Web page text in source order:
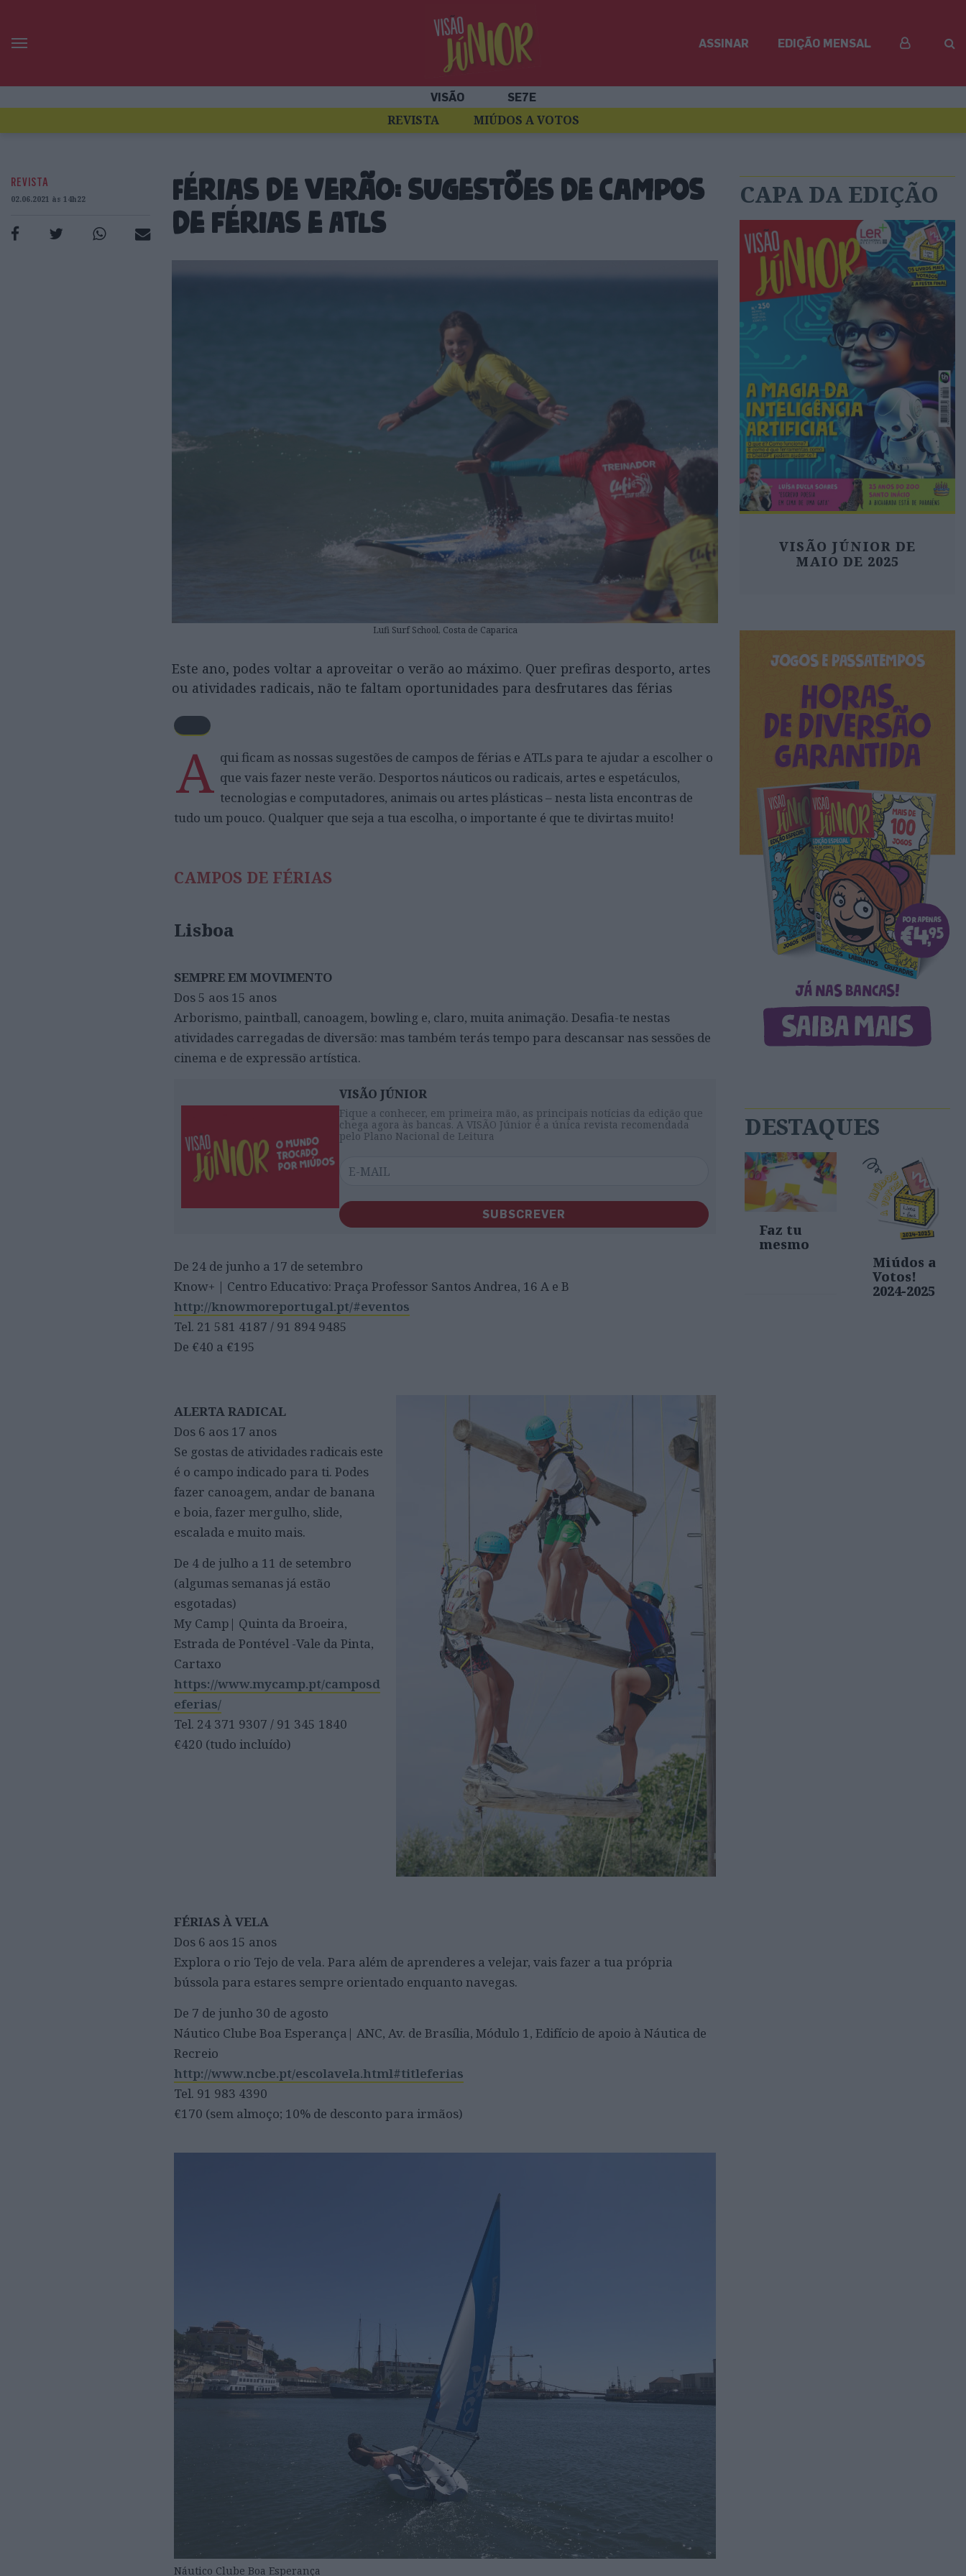
ASSINAR EDIÇÃO MENSAL
VISÃO SE7E
REVISTA MIÚDOS A VOTOS
REVISTA
02.06.2021 às 14h22
Férias de verão: sugestões de campos
de férias e ATLs
Lufi Surf School, Costa de Caparica
Este ano, podes voltar a aproveitar o verão ao máximo. Quer prefiras desporto, artes
ou atividades radicais, não te faltam oportunidades para desfrutares das férias
A qui ficam as nossas sugestões de campos de férias e ATLs para te ajudar a escolher o
que vais fazer neste verão. Desportos náuticos ou radicais, artes e espetáculos,
tecnologias e computadores, animais ou artes plásticas – nesta lista encontras de
tudo um pouco. Qualquer que seja a tua escolha, o importante é que te divirtas muito!
CAMPOS DE FÉRIAS
Lisboa
SEMPRE EM MOVIMENTO
Dos 5 aos 15 anos
Arborismo, paintball, canoagem, bowling e, claro, muita animação. Desafia-te nestas
atividades carregadas de diversão: mas também terás tempo para descansar nas sessões de
cinema e de expressão artística.
VISÃO JÚNIOR
Fique a conhecer, em primeira mão, as principais notícias da edição que
chega agora às bancas. A VISÃO Júnior é a única revista recomendada
pelo Plano Nacional de Leitura
SUBSCREVER
De 24 de junho a 17 de setembro
Know+ | Centro Educativo: Praça Professor Santos Andrea, 16 A e B
http://knowmoreportugal.pt/#eventos
Tel. 21 581 4187 / 91 894 9485
De €40 a €195
ALERTA RADICAL
Dos 6 aos 17 anos
Se gostas de atividades radicais este
é o campo indicado para ti. Podes
fazer canoagem, andar de banana
e boia, fazer mergulho, slide,
escalada e muito mais.
De 4 de julho a 11 de setembro
(algumas semanas já estão
esgotadas)
My Camp| Quinta da Broeira,
Estrada de Pontével -Vale da Pinta,
Cartaxo
https://www.mycamp.pt/camposd
eferias/
Tel. 24 371 9307 / 91 345 1840
€420 (tudo incluído)
FÉRIAS À VELA
Dos 6 aos 15 anos
Explora o rio Tejo de vela. Para além de aprenderes a velejar, vais fazer a tua própria
bússola para estares sempre orientado enquanto navegas.
De 7 de junho 30 de agosto
Náutico Clube Boa Esperança| ANC, Av. de Brasília, Módulo 1, Edifício de apoio à Náutica de
Recreio
http://www.ncbe.pt/escolavela.html#titleferias
Tel. 91 983 4390
€170 (sem almoço; 10% de desconto para irmãos)
Náutico Clube Boa Esperança
CAPA DA EDIÇÃO
VISÃO JÚNIOR DE
MAIO DE 2025
DESTAQUES
Faz tu
mesmo
Miúdos a
Votos!
2024-2025